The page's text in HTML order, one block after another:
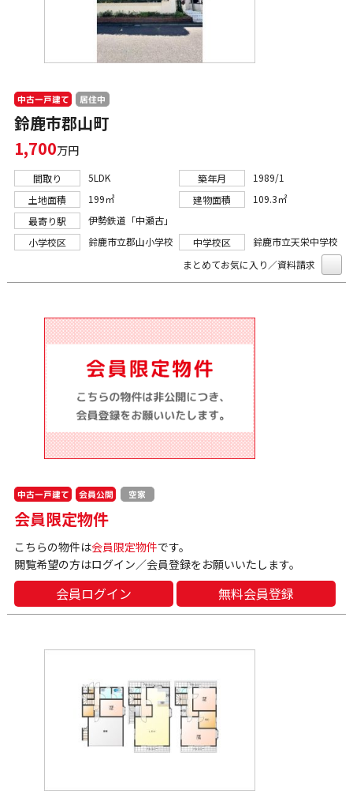
中古一戸建て 居住中
鈴鹿市郡山町
1,700万円
間取り 5LDK 築年月
1989/1
土地面積
199㎡ 建物面積
109.3㎡
最寄り駅
伊勢鉄道「中瀬古」
小学校区
鈴鹿市立郡山小学校 中学校区
鈴鹿市立天栄中学校
まとめてお気に入り／資料請求
中古一戸建て 会員公開 空家
会員限定物件
こちらの物件は会員限定物件です。
閲覧希望の方はログイン／会員登録をお願いいたします。
会員ログイン 無料会員登録